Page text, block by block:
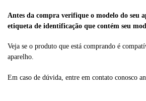
Antes da compra verifique o modelo do seu
etiqueta de identificação que contém seu
Veja se o produto que está comprando é
aparelho.
Em caso de dúvida, entre em contato conosco